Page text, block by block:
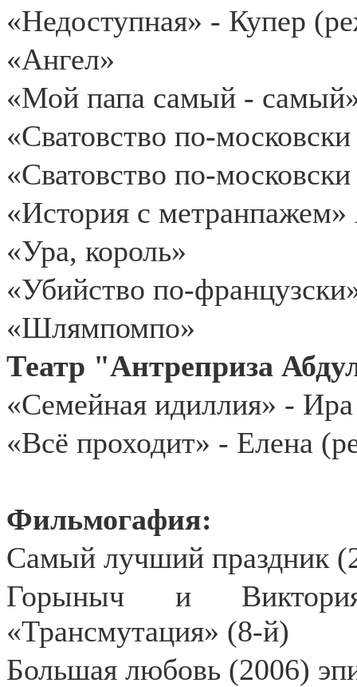
«Недоступная» - Купер
«Ангел»
«Мой папа самый -
«Сватовство по-
«Сватовство по-московски
«История с
«Ура, король»
«Убийство по-
«Шлямпомпо»
Театр "Антреприза
«Семейная идиллия» -
«Всё проходит» - Елена
Фильмогафия:
Самый лучший праздник
Горыныч и
«Трансмутация» (8-й)
Большая любовь (2006)